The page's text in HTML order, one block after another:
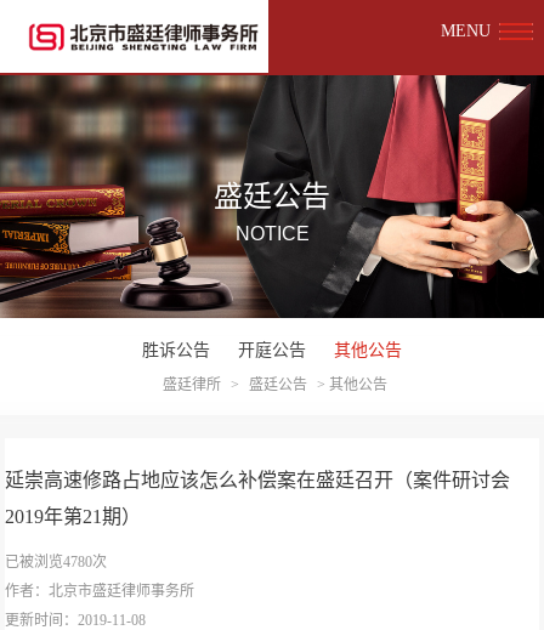
MENU
盛廷公告
NOTICE
胜诉公告 开庭公告 其他公告
盛廷律所 > 盛廷公告 > 其他公告
延崇高速修路占地应该怎么补偿案在盛廷召开（案件研讨会
2019年第21期）
已被浏览4780次
作者：北京市盛廷律师事务所
更新时间：2019-11-08